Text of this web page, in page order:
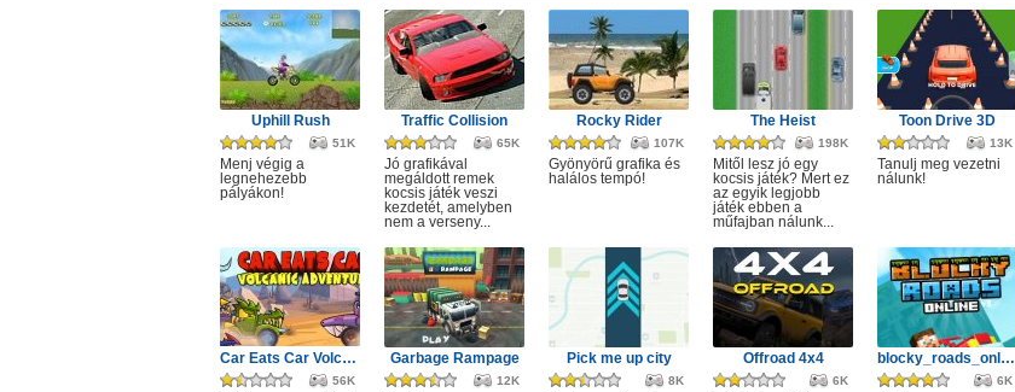
Uphill Rush
51K
Menj végig a
legnehezebb
pályákon!
Traffic Collision
65K
Jó grafikával
megáldott remek
kocsis játék veszi
kezdetét, amelyben
nem a verseny...
Rocky Rider
107K
Gyönyörű grafika és
halálos tempó!
The Heist
198K
Mitől lesz jó egy
kocsis játék? Mert ez
az egyik legjobb
játék ebben a
műfajban nálunk...
Toon Drive 3D
13K
Tanulj meg vezetni
nálunk!
Car Eats Car Volcanic Adventure
56K
Garbage Rampage
12K
Pick me up city
8K
Offroad 4x4
6K
blocky_roads_online
6K